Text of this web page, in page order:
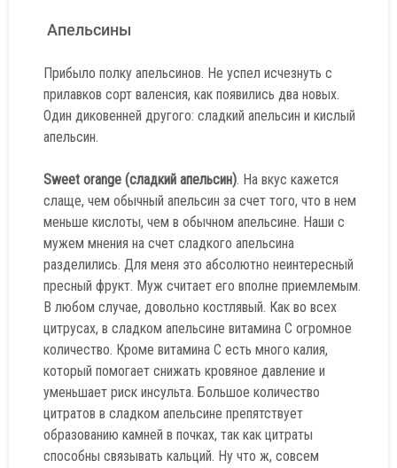
Апельсины
Прибыло полку апельсинов. Не успел исчезнуть с
прилавков сорт валенсия, как появились два новых.
Один диковенней другого: сладкий апельсин и кислый
апельсин.
Sweet orange (сладкий апельсин). На вкус кажется
слаще, чем обычный апельсин за счет того, что в нем
меньше кислоты, чем в обычном апельсине. Наши с
мужем мнения на счет сладкого апельсина
разделились. Для меня это абсолютно неинтересный
пресный фрукт. Муж считает его вполне приемлемым.
В любом случае, довольно костлявый. Как во всех
цитрусах, в сладком апельсине витамина C огромное
количество. Кроме витамина С есть много калия,
который помогает снижать кровяное давление и
уменьшает риск инсульта. Большое количество
цитратов в сладком апельсине препятствует
образованию камней в почках, так как цитраты
способны связывать кальций. Ну что ж, совсем